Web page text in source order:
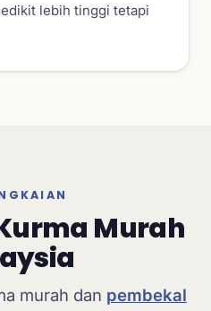
lebih tinggi tetapi
Murah
murah dan pembekal